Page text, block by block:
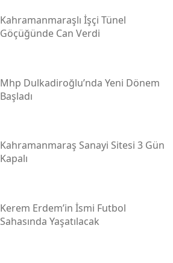
Kahramanmaraşlı İşçi Tünel
Göçüğünde Can Verdi
Mhp Dulkadiroğlu’nda Yeni Dönem
Başladı
Kahramanmaraş Sanayi Sitesi 3 Gün
Kapalı
Kerem Erdem’in İsmi Futbol
Sahasında Yaşatılacak